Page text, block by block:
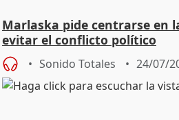
Marlaska pide centrarse en
evitar el conflicto político
Sonido Totales 24/07/